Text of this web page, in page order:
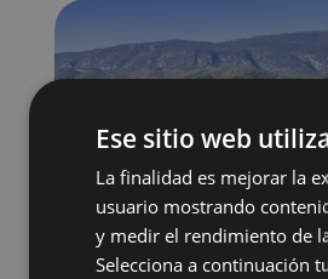
Ese sitio web
La finalidad es mejorar la
usuario mostrando
y medir el rendimiento de
Selecciona a continuación